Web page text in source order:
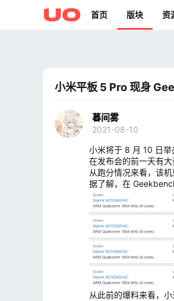
首页 版块 资
小米平板 5 Pro 现身
暮间雾
2021-08-10
小米将于 8 月 10 日举
在发布会的前一天有
从跑分情况来看，该
据了解，在
从此前的爆料来看，